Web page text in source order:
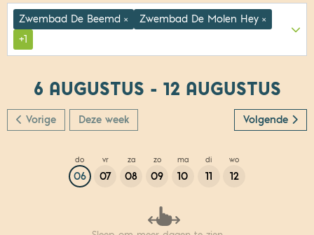
Zwembad De Beemd × Zwembad De Molen Hey ×
+1
6 AUGUSTUS - 12 AUGUSTUS
Vorige Deze week Volgende
do
06
vr
07
za
08
zo
09
ma
10
di
11
wo
12